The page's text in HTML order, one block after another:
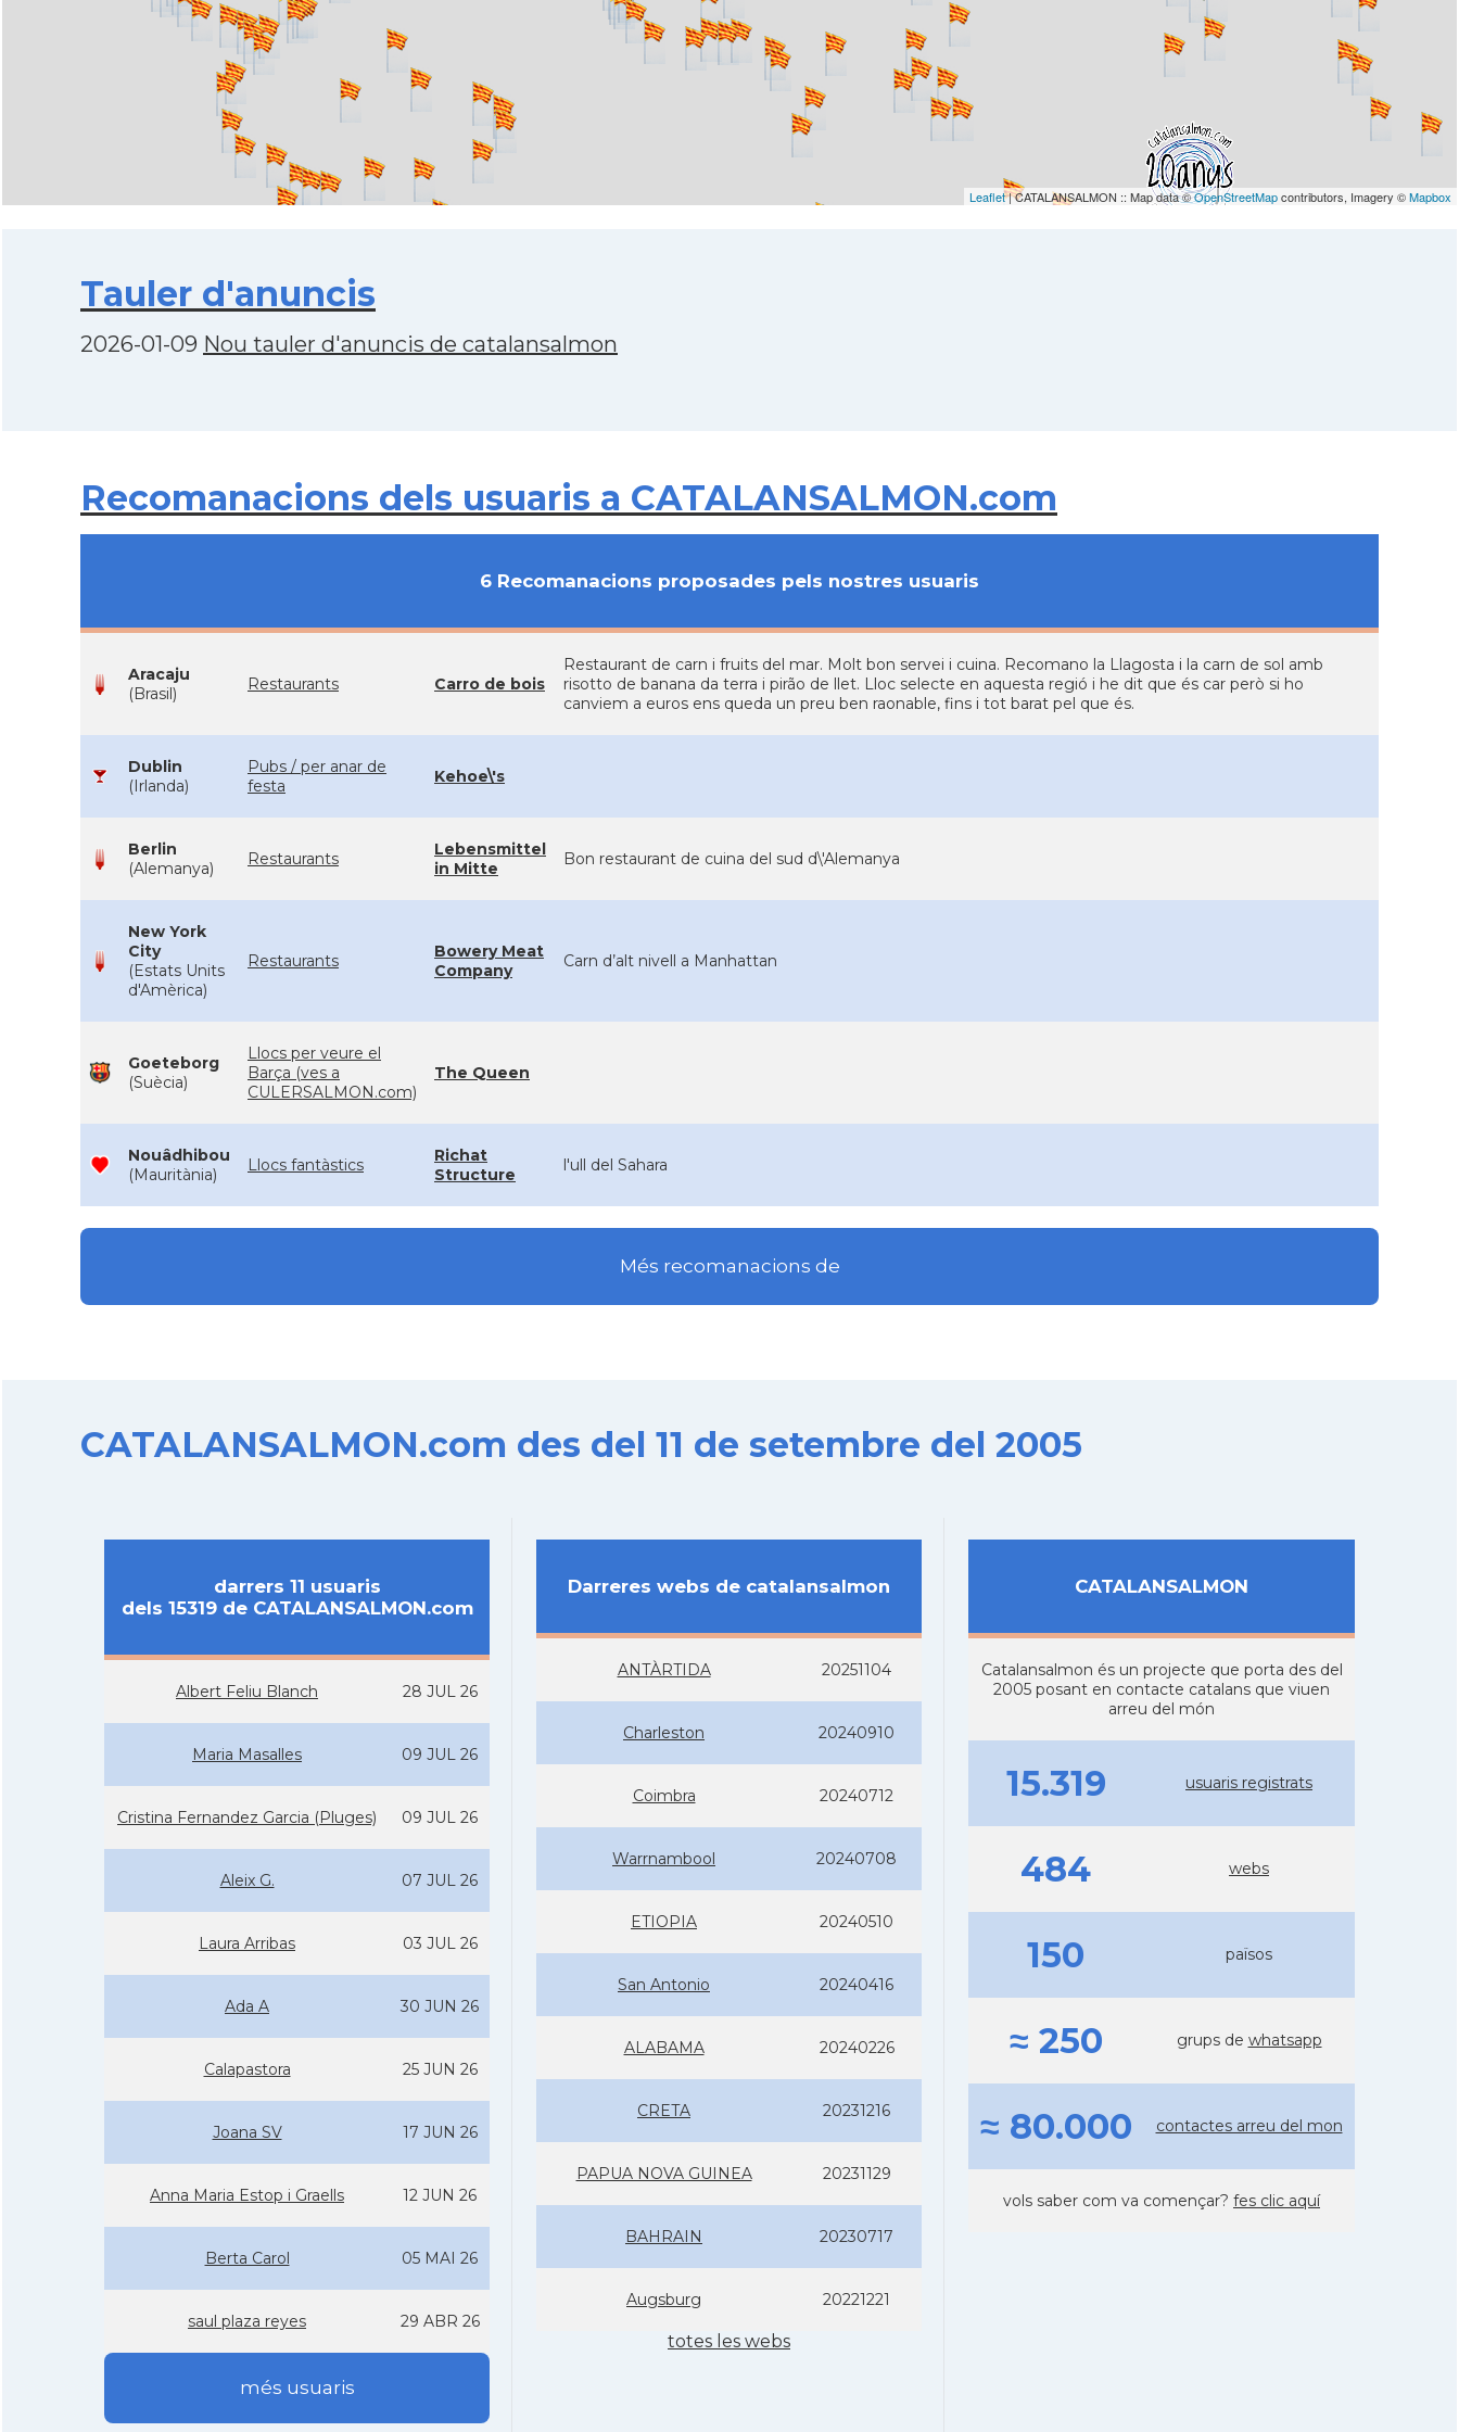
Leaflet| CATALANSALMON :: Map data ©OpenStreetMapcontributors, Imagery ©Mapbox
Tauler d'anuncis
2026-01-09 Nou tauler d'anuncis de catalansalmon
Recomanacions dels usuaris a CATALANSALMON.com
6 Recomanacions proposades pels nostres usuaris
Aracaju
(Brasil)
Restaurants Carro de bois
Restaurant de carn i fruits del mar. Molt bon servei i cuina. Recomano la Llagosta i la carn de sol amb
risotto de banana da terra i pirão de llet. Lloc selecte en aquesta regió i he dit que és car però si ho
canviem a euros ens queda un preu ben raonable, fins i tot barat pel que és.
Dublin
(Irlanda)
Pubs / per anar de
festa
Kehoe\'s
Berlin
(Alemanya)
Restaurants
Lebensmittel
in Mitte
Bon restaurant de cuina del sud d\'Alemanya
New York
City
(Estats Units
d'Amèrica)
Restaurants
Bowery Meat
Company
Carn d’alt nivell a Manhattan
Goeteborg
(Suècia)
Llocs per veure el
Barça (ves a
CULERSALMON.com)
The Queen
Nouâdhibou
(Mauritània)
Llocs fantàstics
Richat
Structure
l'ull del Sahara
Més recomanacions de
CATALANSALMON.com des del 11 de setembre del 2005
darrers 11 usuaris
dels 15319 de CATALANSALMON.com
Albert Feliu Blanch 28 JUL 26
Maria Masalles 09 JUL 26
Cristina Fernandez Garcia (Pluges) 09 JUL 26
Aleix G. 07 JUL 26
Laura Arribas 03 JUL 26
Ada A 30 JUN 26
Calapastora 25 JUN 26
Joana SV 17 JUN 26
Anna Maria Estop i Graells 12 JUN 26
Berta Carol 05 MAI 26
saul plaza reyes 29 ABR 26
més usuaris
Darreres webs de catalansalmon
ANTÀRTIDA 20251104
Charleston 20240910
Coimbra 20240712
Warrnambool 20240708
ETIOPIA 20240510
San Antonio 20240416
ALABAMA 20240226
CRETA 20231216
PAPUA NOVA GUINEA 20231129
BAHRAIN 20230717
Augsburg 20221221
totes les webs
CATALANSALMON
Catalansalmon és un projecte que porta des del
2005 posant en contacte catalans que viuen
arreu del món
15.319 usuaris registrats
484 webs
150 països
≈ 250 grups de whatsapp
≈ 80.000 contactes arreu del mon
vols saber com va començar? fes clic aquí